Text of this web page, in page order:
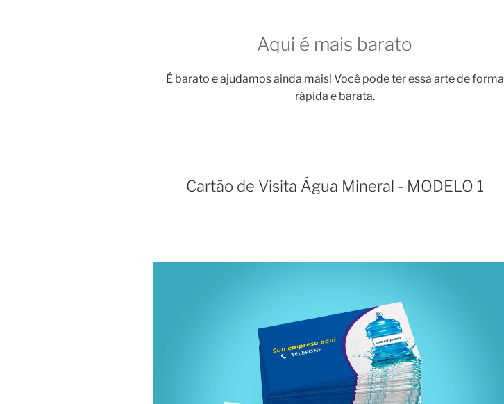
Aqui é mais barato
É barato e ajudamos ainda mais! Você pode ter essa arte de forma
rápida e barata.
Cartão de Visita Água Mineral - MODELO 1